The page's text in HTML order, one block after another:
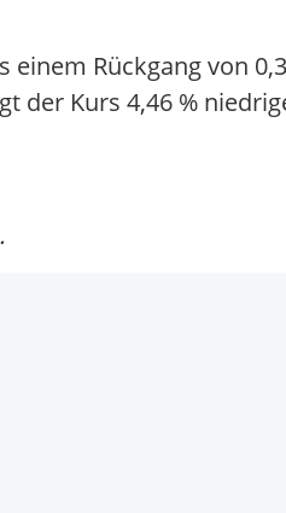
einem Rückgang von
der Kurs 4,46 %